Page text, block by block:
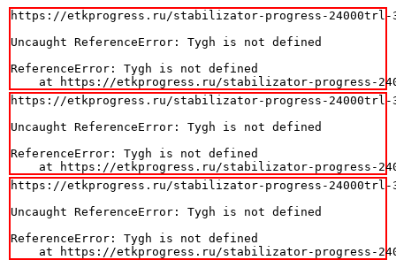
https://etkprogress.ru/stabilizator-progress-24000trl-3/
Uncaught ReferenceError: Tygh is not defined
ReferenceError: Tygh is not defined
at https://etkprogress.ru/stabilizator-progress-
https://etkprogress.ru/stabilizator-progress-24000trl-3/
Uncaught ReferenceError: Tygh is not defined
ReferenceError: Tygh is not defined
at https://etkprogress.ru/stabilizator-progress-
https://etkprogress.ru/stabilizator-progress-24000trl-3/
Uncaught ReferenceError: Tygh is not defined
ReferenceError: Tygh is not defined
at https://etkprogress.ru/stabilizator-progress-